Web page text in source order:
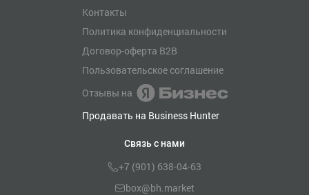
Контакты
Политика конфиденциальности
Договор-оферта B2B
Пользовательское соглашение
Отзывы на
Продавать на Business Hunter
Связь с нами
+7 (901) 638-04-63
box@bh.market